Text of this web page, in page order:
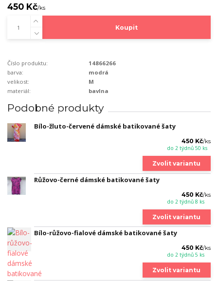
450 Kč/ks
Koupit
Číslo produktu:
14866266
barva:
modrá
velikost:
M
materiál:
bavlna
Podobné produkty
Bílo-žluto-červené dámské batikované šaty
450 Kč/ks
do 2 týdnů 50 ks
Zvolit variantu
Růžovo-černé dámské batikované šaty
450 Kč/ks
do 2 týdnů 8 ks
Zvolit variantu
Bílo-růžovo-fialové dámské batikované šaty
450 Kč/ks
do 2 týdnů 5 ks
Zvolit variantu